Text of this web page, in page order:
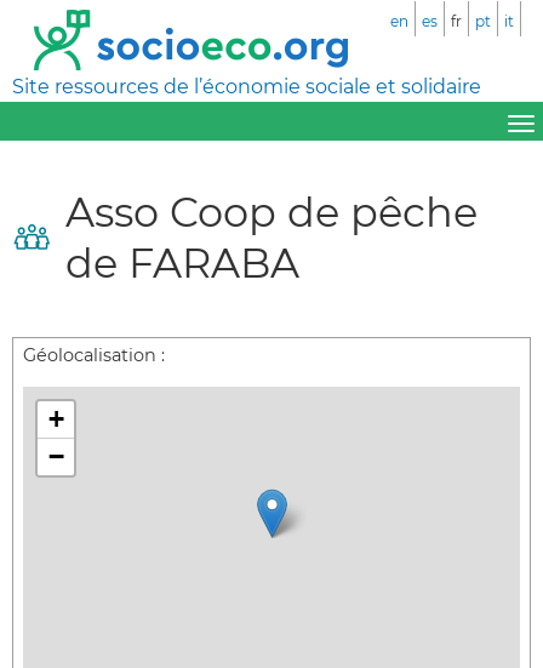
Site ressources de l’économie sociale et solidaire
en es fr pt it
Asso Coop de pêche
de FARABA
Géolocalisation :
+
−